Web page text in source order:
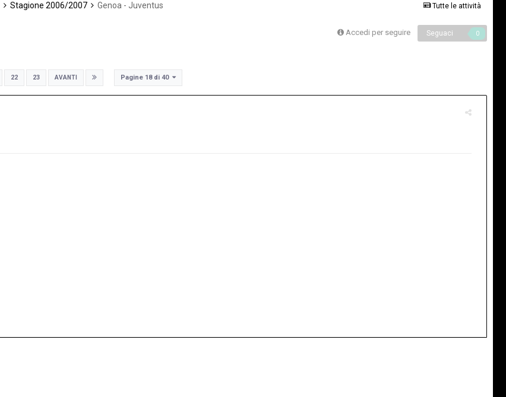
Tutte le attività
Stagione 2006/2007 Genoa - Juventus
Accedi per seguire Seguaci 0
22 23 AVANTI Pagine 18 di 40